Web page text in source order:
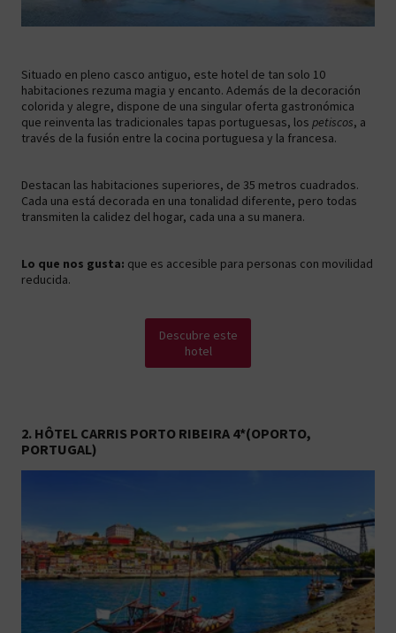
Situado en pleno casco antiguo, este hotel de tan solo 10
habitaciones rezuma magia y encanto. Además de la decoración
colorida y alegre, dispone de una singular oferta gastronómica
que reinventa las tradicionales tapas portuguesas, los petiscos, a
través de la fusión entre la cocina portuguesa y la francesa.
Destacan las habitaciones superiores, de 35 metros cuadrados.
Cada una está decorada en una tonalidad diferente, pero todas
transmiten la calidez del hogar, cada una a su manera.
Lo que nos gusta: que es accesible para personas con movilidad
reducida.
Descubre este
hotel
2. HÔTEL CARRIS PORTO RIBEIRA 4*(OPORTO,
PORTUGAL)